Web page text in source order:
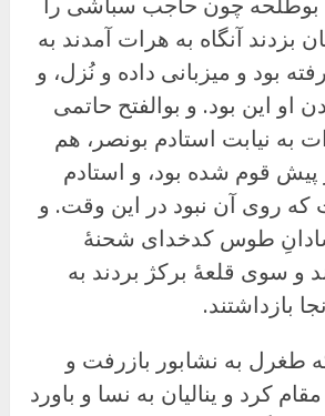
بزدند آنگاه به هرات آمدند به
بود و میزبانی داده و نُزل، و
این بود. و بوالفتح حاتمی
به نیابت استادم بونصر، هم
پیش قوم شده بود، و استادم
که روی آن نبود در این وقت. و
شادانِ طوس کدخدای شحنهٔ
و سوی قلعهٔ برکژ بردند به
بازداشتند.
طغرل به نشابور بازرفت و
کرد و ینالیان به نسا و باورد